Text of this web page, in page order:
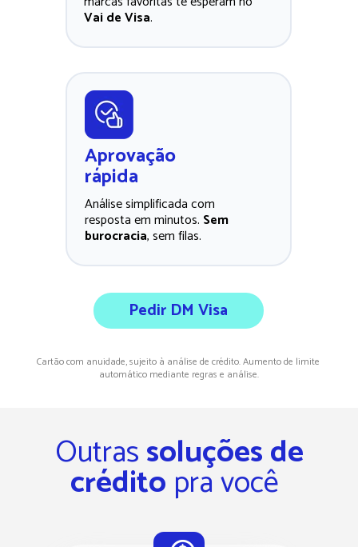
Aprovação
rápida
Vai de Visa.
Análise simplificada com
resposta em minutos. Sem
burocracia, sem filas.
Pedir DM Visa
Cartão com anuidade, sujeito à análise de crédito. Aumento de limite
automático mediante regras e análise.
Outras soluções de
crédito pra você